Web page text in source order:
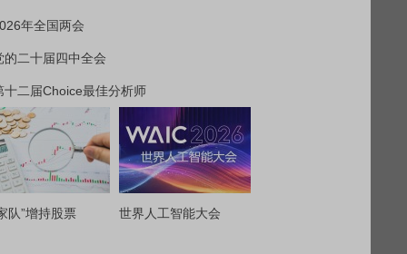
年全国两会
的二十届四中全会
十二届Choice最佳分析师
队”增持股票 世界人工智能大会